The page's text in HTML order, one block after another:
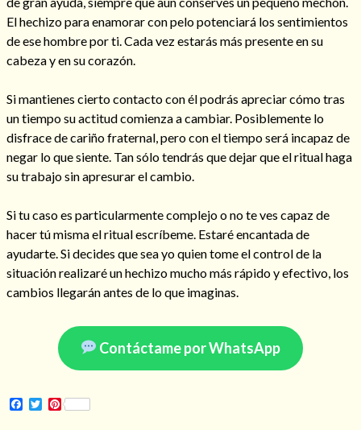
Tu consulta al tarot
Alejamiento
Amarres(145)
Cómo recuperar a mi ex
Hechizo de amor
(593)
(3)
Tarot online
(372)
Mis libros favoritos
El hechizo para enamorar con pelo potenciará los sentimientos
de ese hombre por ti. Cada vez estarás más presente en su
cabeza y en su corazón.
Si mantienes cierto contacto con él podrás apreciar cómo tras
un tiempo su actitud comienza a cambiar. Posiblemente lo
disfrace de cariño fraternal, pero con el tiempo será incapaz de
negar lo que siente. Tan sólo tendrás que dejar que el ritual haga
su trabajo sin apresurar el cambio.
Si tu caso es particularmente complejo o no te ves capaz de
hacer tú misma el ritual escríbeme. Estaré encantada de
ayudarte. Si decides que sea yo quien tome el control de la
situación realizaré un hechizo mucho más rápido y efectivo, los
cambios llegarán antes de lo que imaginas.
Contáctame por WhatsApp
Facebook
TwitterPinterest